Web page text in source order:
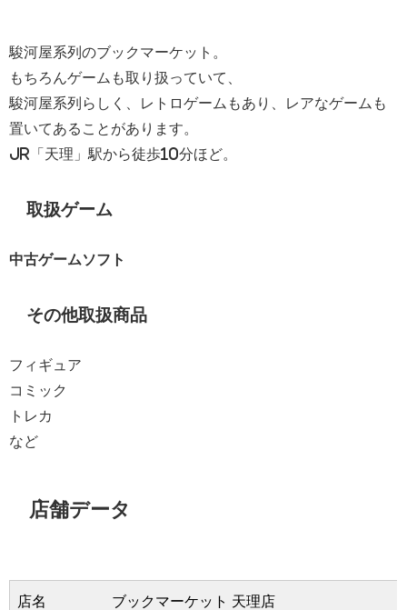
駿河屋系列のブックマーケット。
もちろんゲームも取り扱っていて、
駿河屋系列らしく、レトロゲームもあり、レアなゲームも
置いてあることがあります。
JR「天理」駅から徒歩10分ほど。
取扱ゲーム
中古ゲームソフト
その他取扱商品
フィギュア
コミック
トレカ
など
店舗データ
店名 ブックマーケット 天理店